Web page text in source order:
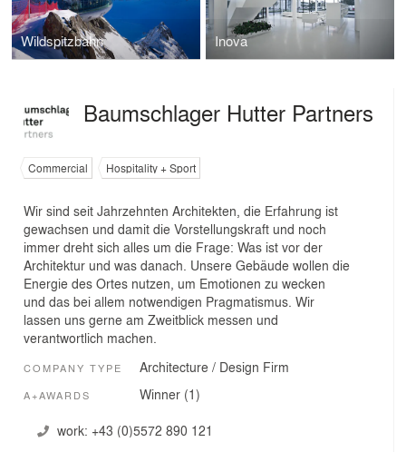
Wildspitzbahn Inova
Baumschlager Hutter Partners
Commercial Hospitality + Sport
Wir sind seit Jahrzehnten Architekten, die Erfahrung ist
gewachsen und damit die Vorstellungskraft und noch
immer dreht sich alles um die Frage: Was ist vor der
Architektur und was danach. Unsere Gebäude wollen die
Energie des Ortes nutzen, um Emotionen zu wecken
und das bei allem notwendigen Pragmatismus. Wir
lassen uns gerne am Zweitblick messen und
verantwortlich machen.
COMPANY TYPE Architecture / Design Firm
A+AWARDS Winner (1)
work: +43 (0)5572 890 121